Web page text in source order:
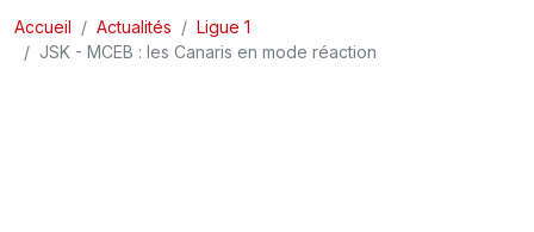
LIGUE 2
Accueil Actualités
Ligue 1
JSK - MCEB : les Canaris en mode réaction